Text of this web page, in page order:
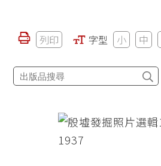
列印 字型 小 中